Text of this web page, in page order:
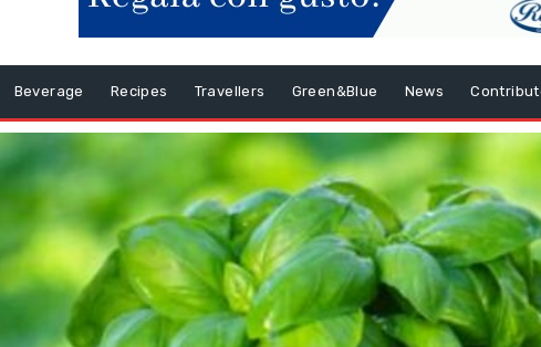
Beverage Recipes Travellers Green&Blue News